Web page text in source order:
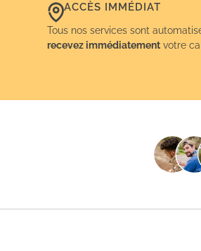
ACCÈS IMMÉDIAT
Tous nos services sont
recevez immédiatement votre